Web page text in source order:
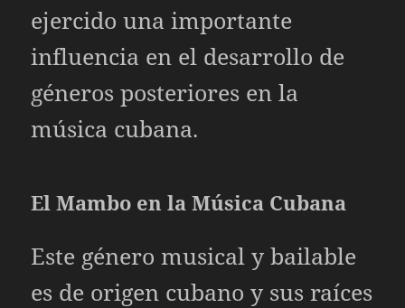
ejercido una importante
influencia en el desarrollo de
géneros posteriores en la
música cubana.
El Mambo en la Música Cubana
Este género musical y bailable
es de origen cubano y sus raíces